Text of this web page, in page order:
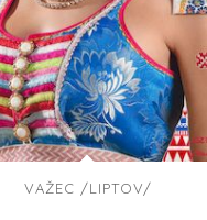
VAŽEC /LIPTOV/